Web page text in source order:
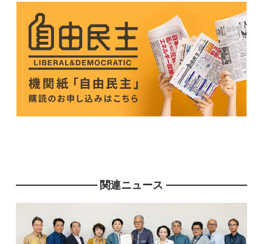
関連ニュース